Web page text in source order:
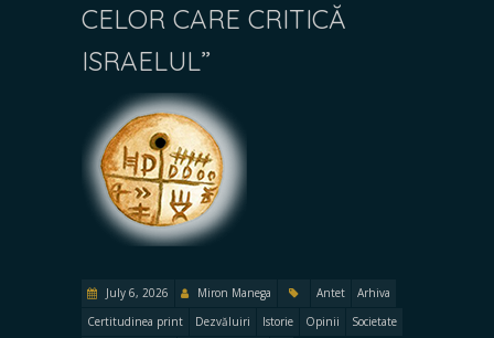
CELOR CARE CRITICĂ
ISRAELUL”
July 6, 2026 Miron Manega Antet
Arhiva
Certitudinea print
Dezvăluiri Istorie Opinii
Societate